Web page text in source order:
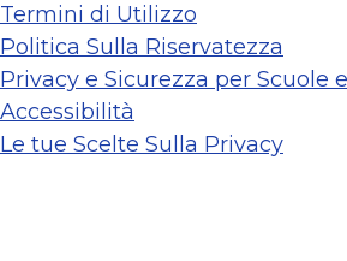
Termini di Utilizzo
Politica Sulla Riservatezza
Privacy e Sicurezza per Scuole
Accessibilità
Le tue Scelte Sulla Privacy